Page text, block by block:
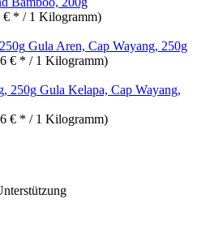
€ * / 1 Kilogramm)
Gula Aren, Cap Wayang, 250g
€ * / 1 Kilogramm)
Gula Kelapa, Cap Wayang,
€ * / 1 Kilogramm)